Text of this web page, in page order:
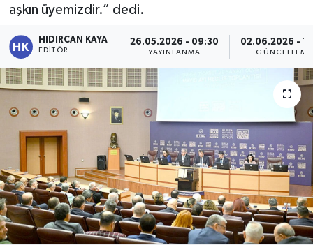
aşkın üyemizdir.” dedi.
HIDIRCAN KAYA
EDITÖR
26.05.2026 - 09:30
YAYINLANMA
02.06.2026 -
GÜNCELLEME